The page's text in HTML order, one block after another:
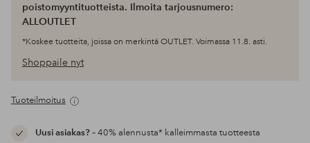
poistomyyntituotteista. Ilmoita tarjousnumero:
ALLOUTLET
*Koskee tuotteita, joissa on merkintä OUTLET. Voimassa 11.8. asti.
Shoppaile nyt
Tuoteilmoitus
Uusi asiakas?– 40% alennusta* kalleimmasta tuotteesta